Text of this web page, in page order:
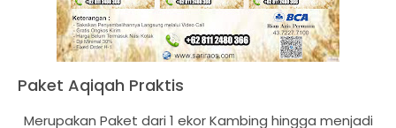
Paket Aqiqah Praktis
Merupakan Paket dari 1 ekor Kambing hingga menjadi